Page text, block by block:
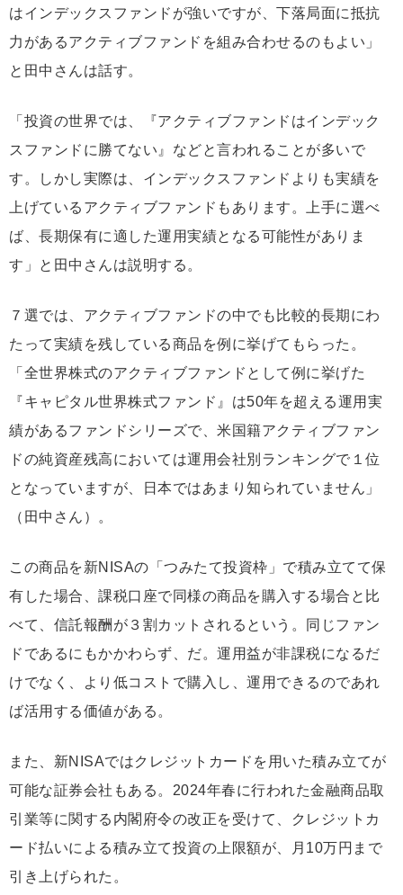
はインデックスファンドが強いですが、下落局面に抵抗
力があるアクティブファンドを組み合わせるのもよい」
と田中さんは話す。
「投資の世界では、『アクティブファンドはインデック
スファンドに勝てない』などと言われることが多いで
す。しかし実際は、インデックスファンドよりも実績を
上げているアクティブファンドもあります。上手に選べ
ば、長期保有に適した運用実績となる可能性がありま
す」と田中さんは説明する。
７選では、アクティブファンドの中でも比較的長期にわ
たって実績を残している商品を例に挙げてもらった。
「全世界株式のアクティブファンドとして例に挙げた
『キャピタル世界株式ファンド』は50年を超える運用実
績があるファンドシリーズで、米国籍アクティブファン
ドの純資産残高においては運用会社別ランキングで１位
となっていますが、日本ではあまり知られていません」
（田中さん）。
この商品を新NISAの「つみたて投資枠」で積み立てて保
有した場合、課税口座で同様の商品を購入する場合と比
べて、信託報酬が３割カットされるという。同じファン
ドであるにもかかわらず、だ。運用益が非課税になるだ
けでなく、より低コストで購入し、運用できるのであれ
ば活用する価値がある。
また、新NISAではクレジットカードを用いた積み立てが
可能な証券会社もある。2024年春に行われた金融商品取
引業等に関する内閣府令の改正を受けて、クレジットカ
ード払いによる積み立て投資の上限額が、月10万円まで
引き上げられた。